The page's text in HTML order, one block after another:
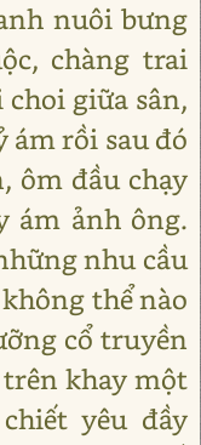
nuôi bưng
chàng trai
giữa sân,
ám rồi sau đó
ôm đầu chạy
ám ảnh ông.
nhu cầu
thể nào
cổ truyền
khay một
yêu đầy